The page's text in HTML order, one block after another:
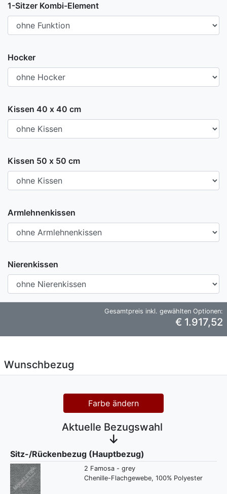
1-Sitzer Kombi-Element
Hocker
Kissen 40 x 40 cm
Kissen 50 x 50 cm
Armlehnenkissen
Nierenkissen
Gesamtpreis inkl. gewählten Optionen:
€ 1.917,52
Wunschbezug
Farbe ändern
Aktuelle Bezugswahl
Sitz-/Rückenbezug (Hauptbezug)
2 Famosa - grey
Chenille-Flachgewebe, 100% Polyester